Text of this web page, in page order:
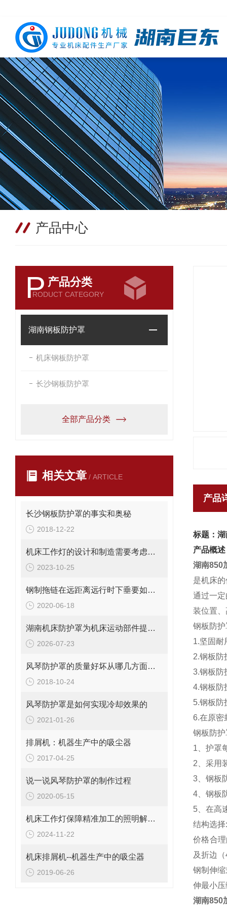
产品中心
P 产品分类
RODUCT CATEGORY
湖南钢板防护罩
机床钢板防护罩
长沙钢板防护罩
全部产品分类
相关文章 / ARTICLE
长沙钢板防护罩的事实和奥秘
2018-12-22
机床工作灯的设计和制造需要考虑哪些因素
2023-10-25
钢制拖链在远距离远行时下垂要如何解决？
2020-06-18
湖南机床防护罩为机床运动部件提供安全保护
2026-07-23
风琴防护罩的质量好坏从哪几方面区分
2018-10-24
风琴防护罩是如何实现冷却效果的
2021-01-26
排屑机：机器生产中的吸尘器
2017-04-25
说一说风琴防护罩的制作过程
2020-05-15
机床工作灯保障精准加工的照明解决方案
2024-11-22
机床排屑机--机器生产中的吸尘器
2019-06-26
产品
标题：
产品概述
湖南850
是机床
通过一
装位置
钢板防
1.坚固耐
2.钢板防
3.钢板防
4.钢板防
5.钢板防
6.在原
钢板防
1、护罩
2、采用
3、钢板
4、钢板
5、在高
结构选择:
价格合
及折边
钢制伸
伸最小
湖南850